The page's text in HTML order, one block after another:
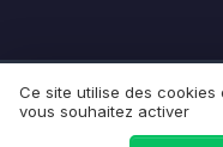
Mentions légales
Enquête 2025 sur
Ce site utilise des
vous souhaitez activer